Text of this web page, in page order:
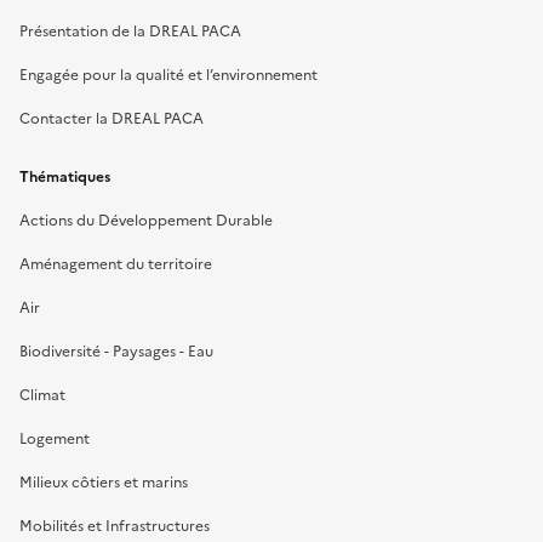
Présentation de la DREAL PACA
Engagée pour la qualité et l’environnement
Contacter la DREAL PACA
Thématiques
Actions du Développement Durable
Aménagement du territoire
Air
Biodiversité - Paysages - Eau
Climat
Logement
Milieux côtiers et marins
Mobilités et Infrastructures